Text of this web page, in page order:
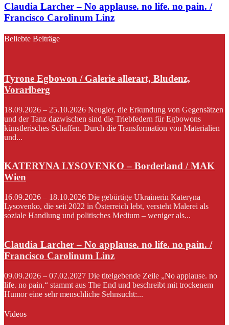
Claudia Larcher – No applause. no life. no pain. /
Francisco Carolinum Linz
Beliebte Beiträge
Tyrone Egbowon / Galerie allerart, Bludenz,
Vorarlberg
18.09.2026 – 25.10.2026 Neugier, die Erkundung von Gegensätzen
und der Tanz dazwischen sind die Triebfedern für Egbowons
künstlerisches Schaffen. Durch die Transformation von Materialien
und...
KATERYNA LYSOVENKO – Borderland / MAK
Wien
16.09.2026 – 18.10.2026 Die gebürtige Ukrainerin Kateryna
Lysovenko, die seit 2022 in Österreich lebt, versteht Malerei als
soziale Handlung und politisches Medium – weniger als...
Claudia Larcher – No applause. no life. no pain. /
Francisco Carolinum Linz
09.09.2026 – 07.02.2027 Die titelgebende Zeile „No applause. no
life. no pain.“ stammt aus The End und beschreibt mit trockenem
Humor eine sehr menschliche Sehnsucht:...
Videos